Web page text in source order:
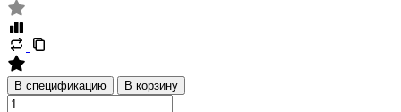
В спецификацию В корзину